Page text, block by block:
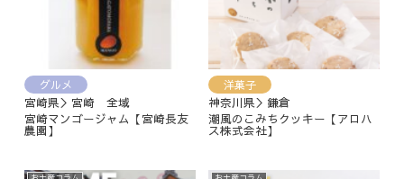
グルメ
宮崎県＞宮崎 全域
宮崎マンゴージャム【宮崎長友
農園】
洋菓子
神奈川県＞鎌倉
潮風のこみちクッキー【アロハ
ス株式会社】